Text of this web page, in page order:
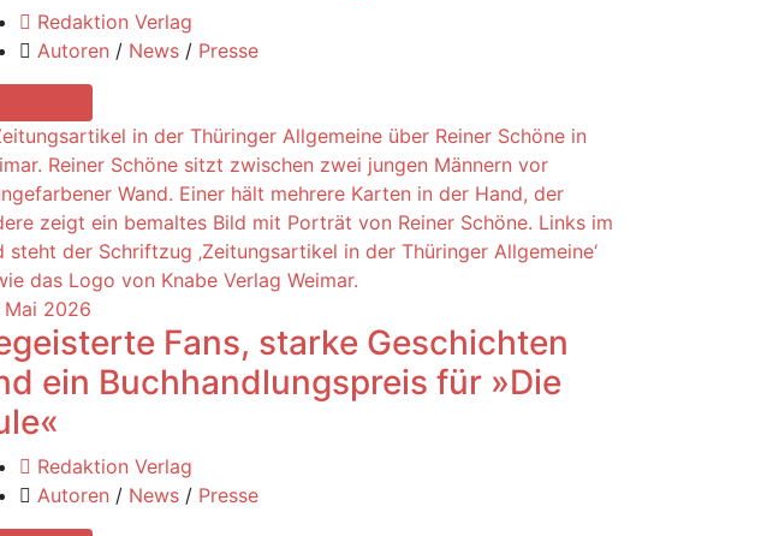
Redaktion Verlag
Autoren / News / Presse
Mai 2026
Fans, starke Geschichten
ein Buchhandlungspreis für »Die
Redaktion Verlag
Autoren / News / Presse